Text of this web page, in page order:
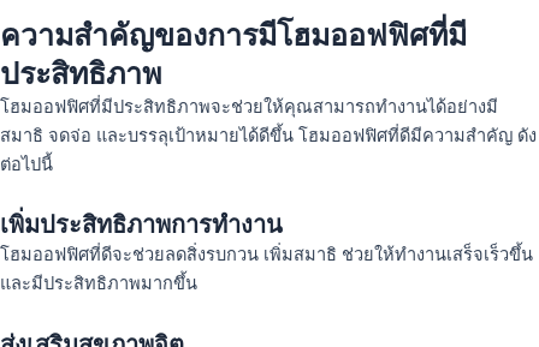
ความสำคัญของการมีโฮมออฟฟิศที่มี
ประสิทธิภาพ
โฮมออฟฟิศที่มีประสิทธิภาพจะช่วยให้คุณสามารถทำงานได้อย่างมี
สมาธิ จดจ่อ และบรรลุเป้าหมายได้ดีขึ้น โฮมออฟฟิศที่ดีมีความสำคัญ ดัง
ต่อไปนี้
เพิ่มประสิทธิภาพการทำงาน
โฮมออฟฟิศที่ดีจะช่วยลดสิ่งรบกวน เพิ่มสมาธิ ช่วยให้ทำงานเสร็จเร็วขึ้น
และมีประสิทธิภาพมากขึ้น